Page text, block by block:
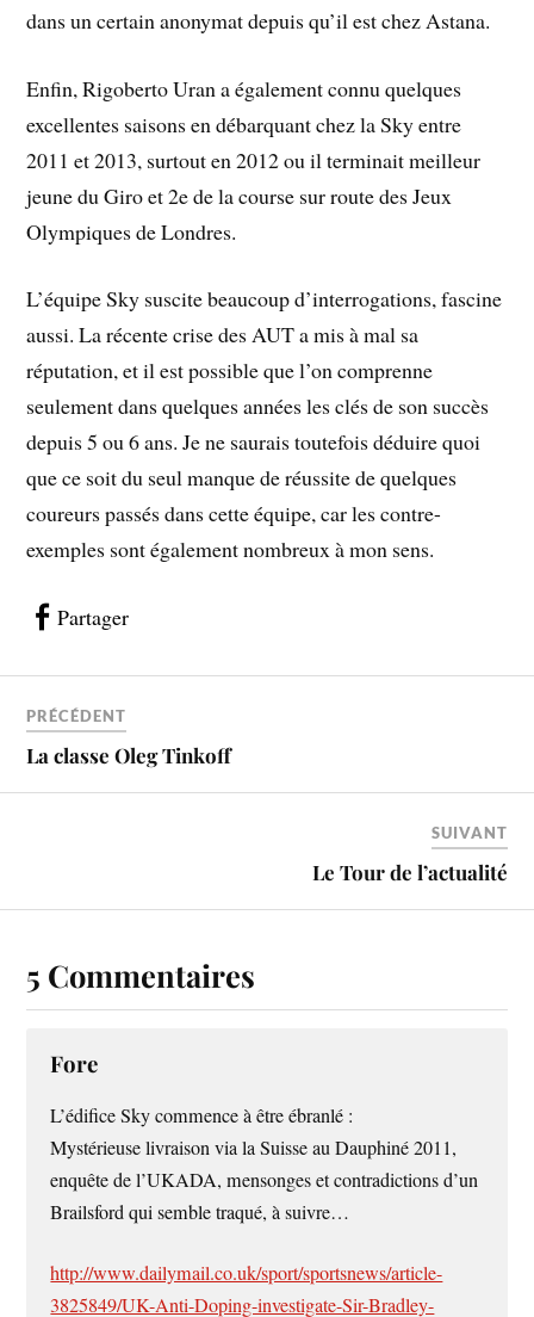
dans un certain anonymat depuis qu’il est chez Astana.
Enfin, Rigoberto Uran a également connu quelques
excellentes saisons en débarquant chez la Sky entre
2011 et 2013, surtout en 2012 ou il terminait meilleur
jeune du Giro et 2e de la course sur route des Jeux
Olympiques de Londres.
L’équipe Sky suscite beaucoup d’interrogations, fascine
aussi. La récente crise des AUT a mis à mal sa
réputation, et il est possible que l’on comprenne
seulement dans quelques années les clés de son succès
depuis 5 ou 6 ans. Je ne saurais toutefois déduire quoi
que ce soit du seul manque de réussite de quelques
coureurs passés dans cette équipe, car les contre-
exemples sont également nombreux à mon sens.
Partager
PRÉCÉDENT
La classe Oleg Tinkoff
SUIVANT
Le Tour de l’actualité
5 Commentaires
Fore
L’édifice Sky commence à être ébranlé :
Mystérieuse livraison via la Suisse au Dauphiné 2011,
enquête de l’UKADA, mensonges et contradictions d’un
Brailsford qui semble traqué, à suivre…
http://www.dailymail.co.uk/sport/sportsnews/article-
3825849/UK-Anti-Doping-investigate-Sir-Bradley-